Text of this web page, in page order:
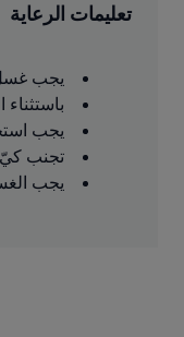
تعليمات الرعاية
يجب
يجب
تجنب كيّ
يجب